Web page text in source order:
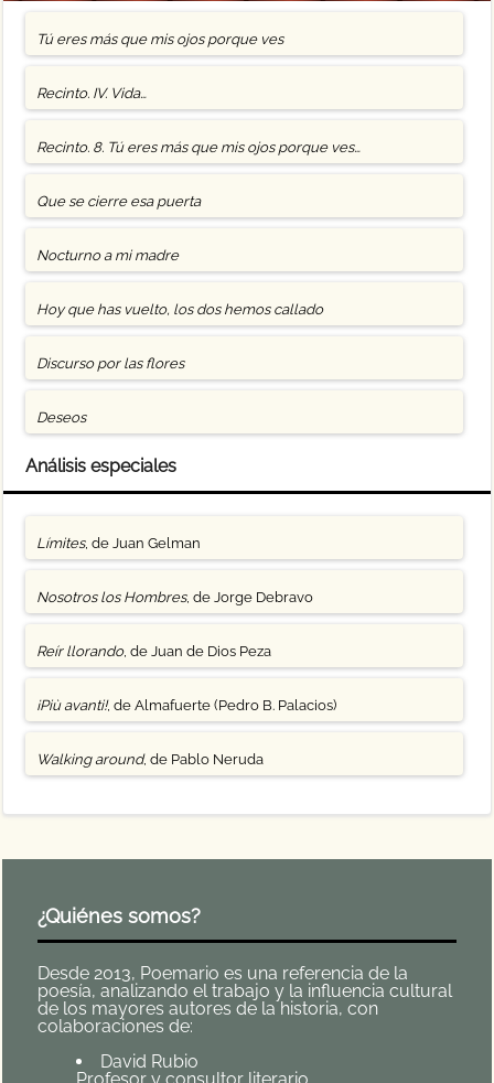
Tú eres más que mis ojos porque ves
Recinto. IV. Vida…
Recinto. 8. Tú eres más que mis ojos porque ves…
Que se cierre esa puerta
Nocturno a mi madre
Hoy que has vuelto, los dos hemos callado
Discurso por las flores
Deseos
Análisis especiales
Límites, de Juan Gelman
Nosotros los Hombres, de Jorge Debravo
Reír llorando, de Juan de Dios Peza
¡Più avanti!, de Almafuerte (Pedro B. Palacios)
Walking around, de Pablo Neruda
¿Quiénes somos?
Desde 2013, Poemario es una referencia de la
poesía, analizando el trabajo y la influencia cultural
de los mayores autores de la historia, con
colaboraciones de:
David Rubio